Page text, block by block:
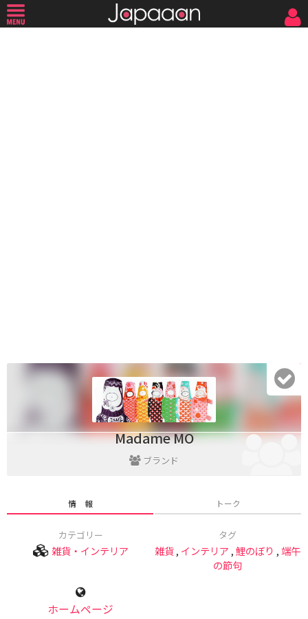
Madame MO
ブランド
情 報 トーク
カテゴリー
雑貨・インテリア
タグ
雑貨, インテリア ,鯉のぼり ,端午
の節句
ホームページ